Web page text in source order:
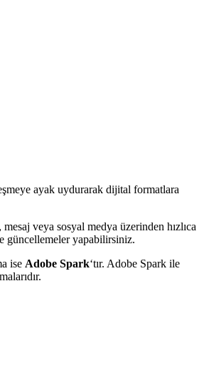
ayak uydurarak dijital formatlara
veya sosyal medya üzerinden hızlıca
güncellemeler yapabilirsiniz.
ise Adobe Spark‘tır. Adobe Spark ile